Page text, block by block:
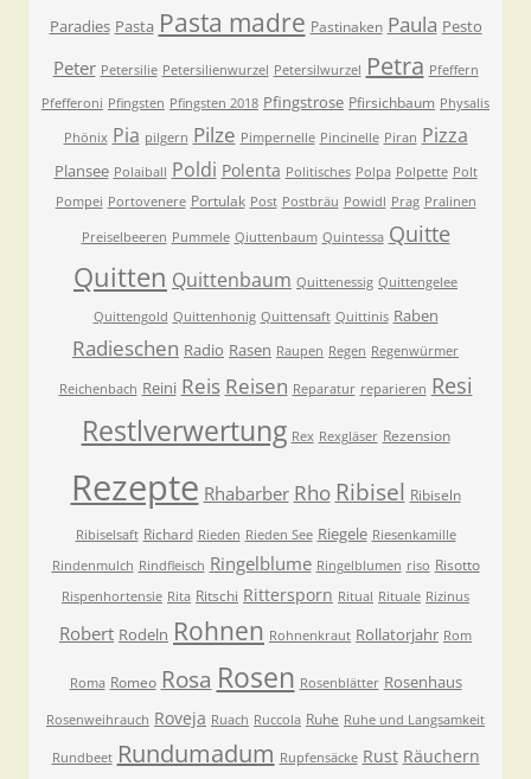
Paradies Pasta Pasta madre Pastinaken Paula Pesto
Peter Petersilie Petersilienwurzel Petersilwurzel Petra Pfeffern
Pfefferoni Pfingsten Pfingsten 2018 Pfingstrose Pfirsichbaum Physalis
Phönix Pia pilgern Pilze Pimpernelle Pincinelle Piran Pizza
Plansee Polaiball Poldi Polenta Politisches Polpa Polpette Polt
Pompei Portovenere Portulak Post Postbräu Powidl Prag Pralinen
Preiselbeeren Pummele Qiuttenbaum Quintessa Quitte
Quitten Quittenbaum Quittenessig Quittengelee
Quittengold Quittenhonig Quittensaft Quittinis Raben
Radieschen Radio Rasen Raupen Regen Regenwürmer
Reichenbach Reini Reis Reisen Reparatur reparieren Resi
Restlverwertung Rex Rexgläser Rezension
Rezepte Rhabarber Rho Ribisel Ribiseln
Ribiselsaft Richard Rieden Rieden See Riegele Riesenkamille
Rindenmulch Rindfleisch Ringelblume Ringelblumen riso Risotto
Rispenhortensie Rita Ritschi Rittersporn Ritual Rituale Rizinus
Robert Rodeln Rohnen Rohnenkraut Rollatorjahr Rom
Roma Romeo Rosa Rosen Rosenblätter Rosenhaus
Rosenweihrauch Roveja Ruach Ruccola Ruhe Ruhe und Langsamkeit
Rundbeet Rundumadum Rupfensäcke Rust Räuchern